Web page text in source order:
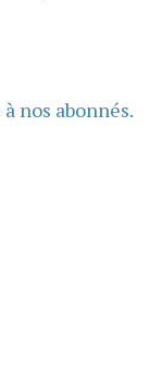
nos abonnés.
DE PASSE